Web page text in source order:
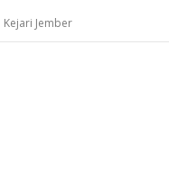
Kejari Jember